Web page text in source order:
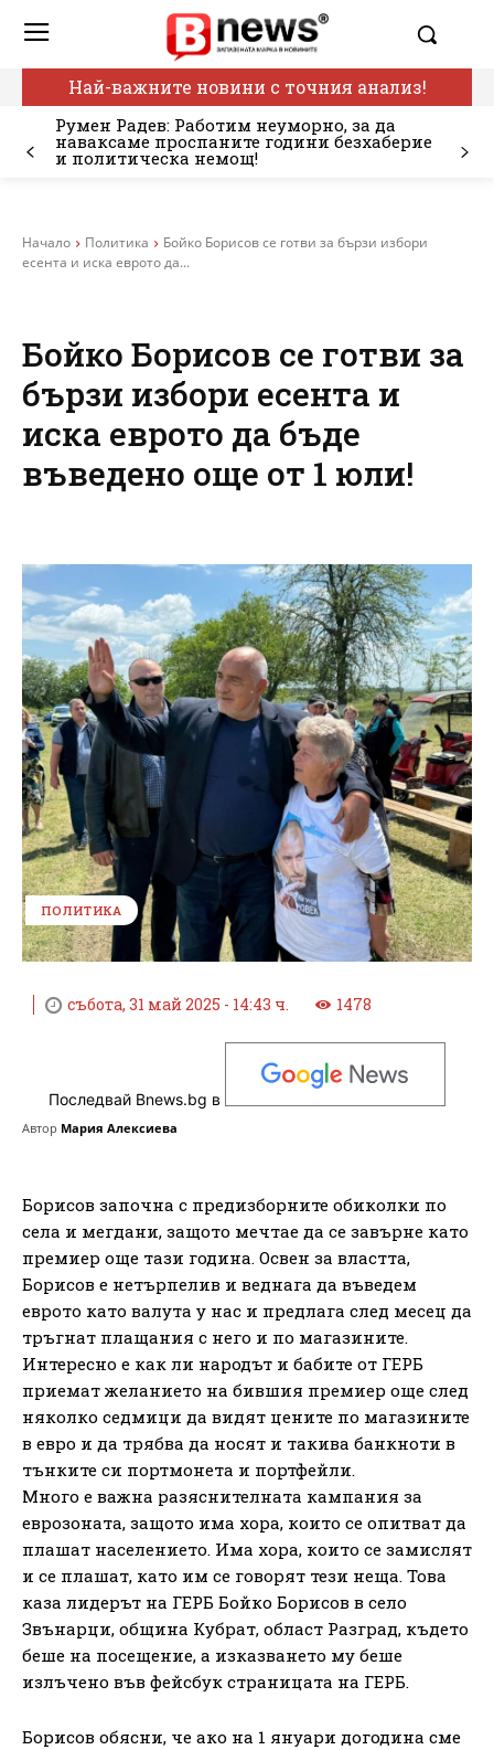
Най-важните новини с точния анализ!
Румен Радев: Работим неуморно, за да
наваксаме проспаните години безхаберие
и политическа немощ!
Начало Политика
Бойко Борисов се готви за бързи избори
есента и иска еврото да...
Бойко Борисов се готви за
бързи избори есента и
иска еврото да бъде
въведено още от 1 юли!
ПОЛИТИКА
събота, 31 май 2025 - 14:43 ч. 1478
Последвай Bnews.bg в
Автор Мария Алексиева
Борисов започна с предизборните обиколки по
села и мегдани, защото мечтае да се завърне като
премиер още тази година. Освен за властта,
Борисов е нетърпелив и веднага да въведем
еврото като валута у нас и предлага след месец да
тръгнат плащания с него и по магазините.
Интересно е как ли народът и бабите от ГЕРБ
приемат желанието на бившия премиер още след
няколко седмици да видят цените по магазините
в евро и да трябва да носят и такива банкноти в
тънките си портмонета и портфейли.
Много е важна разяснителната кампания за
еврозоната, защото има хора, които се опитват да
плашат населението. Има хора, които се замислят
и се плашат, като им се говорят тези неща. Това
каза лидерът на ГЕРБ Бойко Борисов в село
Звънарци, община Кубрат, област Разград, където
беше на посещение, а изказването му беше
излъчено във фейсбук страницата на ГЕРБ.
Борисов обясни, че ако на 1 януари догодина сме